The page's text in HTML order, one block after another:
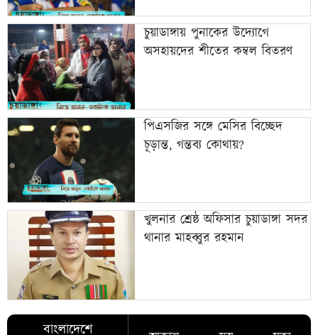
চুয়াডাঙ্গায় পুনাকের উদ্যোগে
অসহায়দের শীতের কম্বল বিতরণ
পিএসজির সঙ্গে মেসির বিচ্ছেদ
চূড়ান্ত, গন্তব্য কোথায়?
খুলনার শ্রেষ্ঠ অফিসার চুয়াডাঙ্গা সদর
থানার মাহব্বুর রহমান
বাংলাদেশে